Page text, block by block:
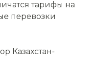
тарифы на
перевозки
Казахстан-